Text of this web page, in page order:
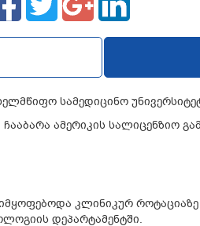
სამედიცინო
ამერიკის სალიცენზიო
კლინიკურ
დეპარტამენტში.